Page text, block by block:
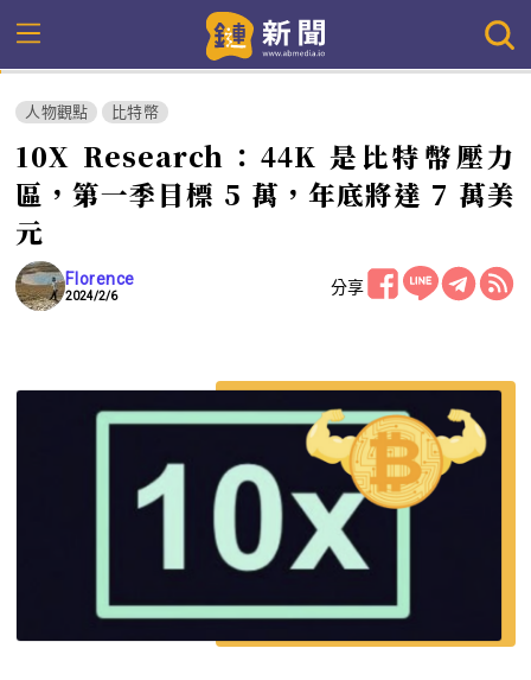
人物觀點 比特幣
10X Research：44K 是比特幣壓力
區，第一季目標 5 萬，年底將達 7 萬美
元
Florence
2024/2/6 分享